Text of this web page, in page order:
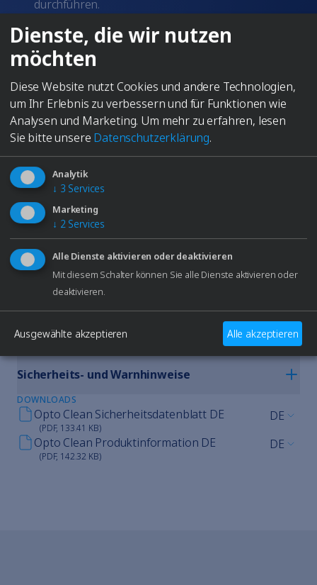
Datenschutzerklärung
Hinweisgebersystem
Nutzungsbedingungen
Impressum
durchführen.
BESCHREIBUNG
Dieses Reinigungskonzentrat eignet sich
hervorragend für den professionellen Einsatz in der
Optik. Es bietet eine gründliche Reinigungswirkung
und schont gleichzeitig empfindliche Materialien,
perfekt für Brillen, Gestelle und sensible Oberflächen.
Es entfernt zuverlässig Verschmutzungen, ohne
anzugreifen. Auch gefasste feinoptische Bauteile
lassen sich damit sicher reinigen.
In Deutschland produziert
Perfekt für Elma Geräte
Die Lösung für klare Sicht.
WEITERE INFORMATIONEN
Anwendung und Dosierung
Entsorgung
Sicherheits- und Warnhinweise
DOWNLOADS
Opto Clean Sicherheitsdatenblatt DE
(PDF, 133.41 KB)
DE
Opto Clean Produktinformation DE
(PDF, 142.32 KB)
DE
Dienste, die wir nutzen
möchten
Diese Website nutzt Cookies und andere Technologien,
um Ihr Erlebnis zu verbessern und für Funktionen wie
Analysen und Marketing. Um mehr zu erfahren, lesen
Sie bitte unsere Datenschutzerklärung.
Analytik
↓ 3 Services
Marketing
↓ 2 Services
Alle Dienste aktivieren oder deaktivieren
Mit diesem Schalter können Sie alle Dienste aktivieren oder
deaktivieren.
Ausgewählte akzeptieren Alle akzeptieren